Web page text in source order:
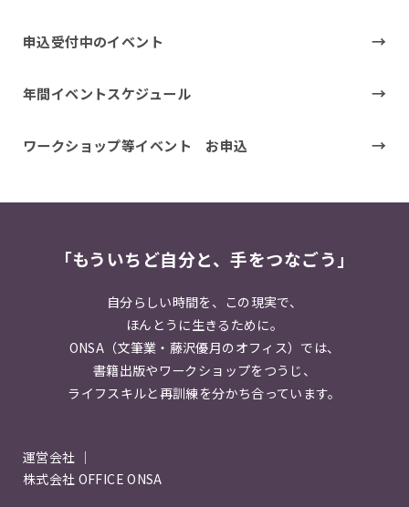
申込受付中のイベント
年間イベントスケジュール
ワークショップ等イベント お申込
「もういちど自分と、手をつなごう」
自分らしい時間を、この現実で、
ほんとうに生きるために。
ONSA（文筆業・藤沢優月のオフィス）では、
書籍出版やワークショップをつうじ、
ライフスキルと再訓練を分かち合っています。
運営会社 ｜
株式会社 OFFICE ONSA